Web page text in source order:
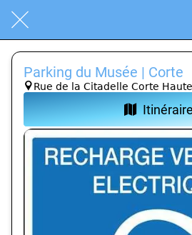
Parking du Musée | Corte
Rue de la Citadelle Corte